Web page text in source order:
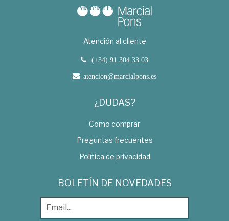
Atención al cliente
(+34) 91 304 33 03
atencion@marcialpons.es
¿DUDAS?
Como comprar
Preguntas frecuentes
Política de privacidad
BOLETÍN DE NOVEDADES